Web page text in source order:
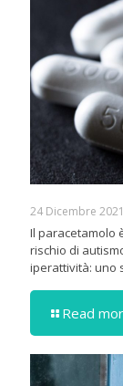
24 Dicembre 2021
Il paracetamolo
rischio di
iperattività: uno
Read